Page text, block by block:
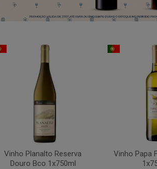
Vinho Planalto Reserva
Douro Bco 1x750ml
Vinho Papa